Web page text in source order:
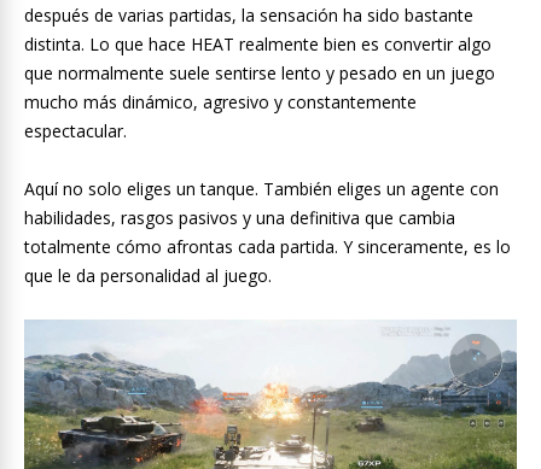
después de varias partidas, la sensación ha sido bastante
distinta. Lo que hace HEAT realmente bien es convertir algo
que normalmente suele sentirse lento y pesado en un juego
mucho más dinámico, agresivo y constantemente
espectacular.
Aquí no solo eliges un tanque. También eliges un agente con
habilidades, rasgos pasivos y una definitiva que cambia
totalmente cómo afrontas cada partida. Y sinceramente, es lo
que le da personalidad al juego.